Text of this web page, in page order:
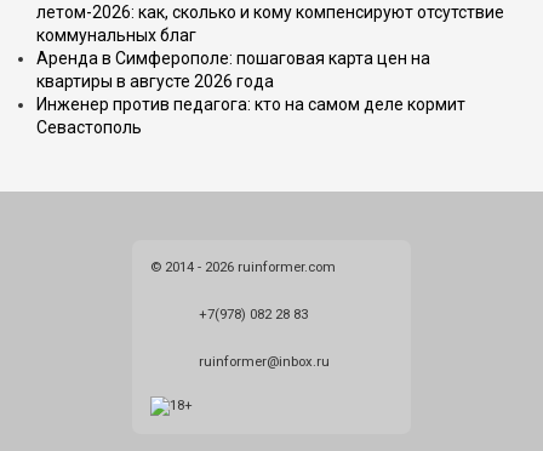
летом-2026: как, сколько и кому компенсируют отсутствие
коммунальных благ
Аренда в Симферополе: пошаговая карта цен на
квартиры в августе 2026 года
Инженер против педагога: кто на самом деле кормит
Севастополь
© 2014 - 2026 ruinformer.com
+7(978) 082 28 83
ruinformer@inbox.ru